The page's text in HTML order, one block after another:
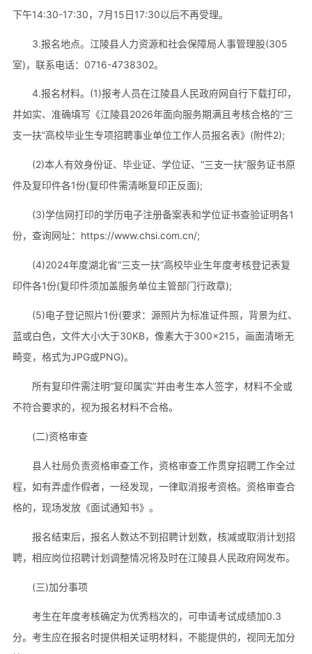
下午14:30-17:30，7月15日17:30以后不再受理。
3.报名地点。江陵县人力资源和社会保障局人事管理股(305
室)，联系电话：0716-4738302。
4.报名材料。(1)报考人员在江陵县人民政府网自行下载打印，
并如实、准确填写《江陵县2026年面向服务期满且考核合格的“三
支一扶”高校毕业生专项招聘事业单位工作人员报名表》(附件2);
(2)本人有效身份证、毕业证、学位证、“三支一扶”服务证书原
件及复印件各1份(复印件需清晰复印正反面);
(3)学信网打印的学历电子注册备案表和学位证书查验证明各1
份，查询网址：https://www.chsi.com.cn/;
(4)2024年度湖北省“三支一扶”高校毕业生年度考核登记表复
印件各1份(复印件须加盖服务单位主管部门行政章);
(5)电子登记照片1份(要求：源照片为标准证件照，背景为红、
蓝或白色，文件大小大于30KB，像素大于300×215，画面清晰无
畸变，格式为JPG或PNG)。
所有复印件需注明“复印属实”并由考生本人签字，材料不全或
不符合要求的，视为报名材料不合格。
(二)资格审查
县人社局负责资格审查工作，资格审查工作贯穿招聘工作全过
程，如有弄虚作假者，一经发现，一律取消报考资格。资格审查合
格的，现场发放《面试通知书》。
报名结束后，报名人数达不到招聘计划数，核减或取消计划招
聘，相应岗位招聘计划调整情况将及时在江陵县人民政府网发布。
(三)加分事项
考生在年度考核确定为优秀档次的，可申请考试成绩加0.3
分。考生应在报名时提供相关证明材料，不能提供的，视同无加分